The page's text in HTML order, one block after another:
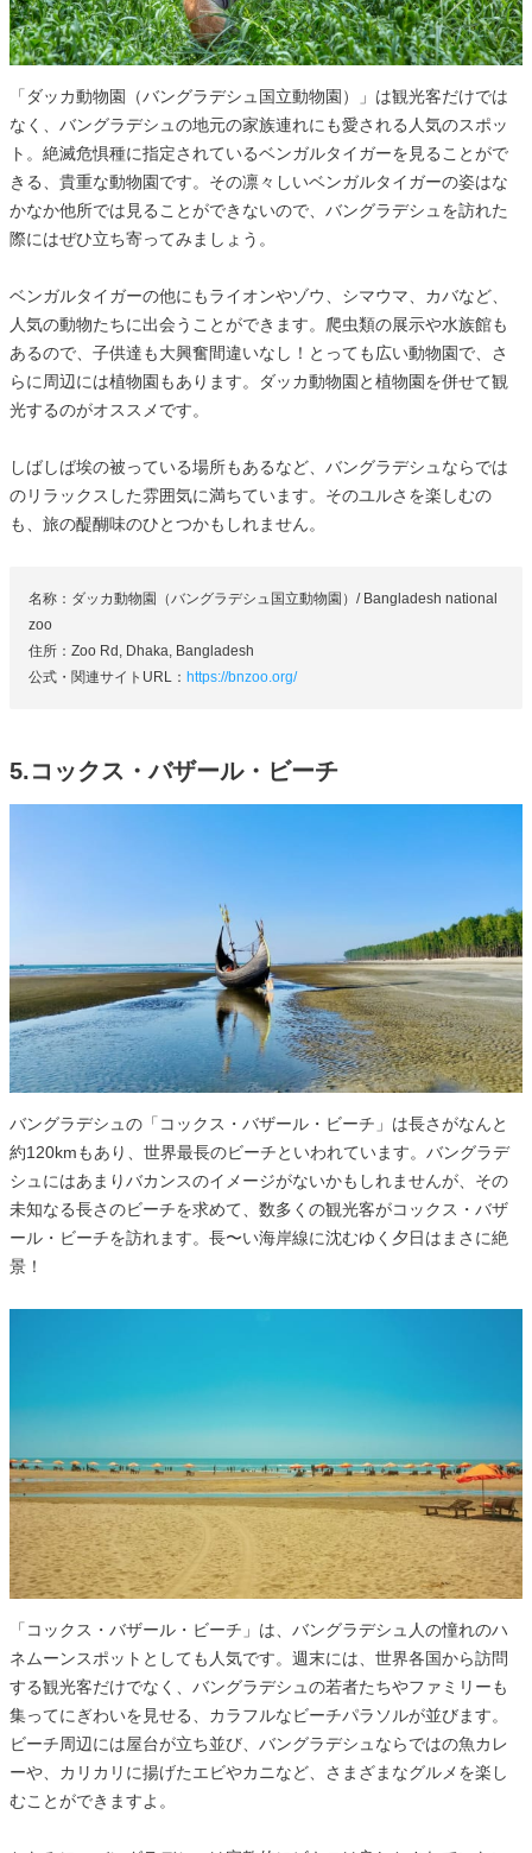
「ダッカ動物園（バングラデシュ国立動物園）」は観光客だけでは
なく、バングラデシュの地元の家族連れにも愛される人気のスポッ
ト。絶滅危惧種に指定されているベンガルタイガーを見ることがで
きる、貴重な動物園です。その凛々しいベンガルタイガーの姿はな
かなか他所では見ることができないので、バングラデシュを訪れた
際にはぜひ立ち寄ってみましょう。
ベンガルタイガーの他にもライオンやゾウ、シマウマ、カバなど、
人気の動物たちに出会うことができます。爬虫類の展示や水族館も
あるので、子供達も大興奮間違いなし！とっても広い動物園で、さ
らに周辺には植物園もあります。ダッカ動物園と植物園を併せて観
光するのがオススメです。
しばしば埃の被っている場所もあるなど、バングラデシュならでは
のリラックスした雰囲気に満ちています。そのユルさを楽しむの
も、旅の醍醐味のひとつかもしれません。
名称：ダッカ動物園（バングラデシュ国立動物園）/ Bangladesh national
zoo
住所：Zoo Rd, Dhaka, Bangladesh
公式・関連サイトURL： https://bnzoo.org/
5.コックス・バザール・ビーチ
バングラデシュの「コックス・バザール・ビーチ」は長さがなんと
約120kmもあり、世界最長のビーチといわれています。バングラデ
シュにはあまりバカンスのイメージがないかもしれませんが、その
未知なる長さのビーチを求めて、数多くの観光客がコックス・バザ
ール・ビーチを訪れます。長〜い海岸線に沈むゆく夕日はまさに絶
景！
「コックス・バザール・ビーチ」は、バングラデシュ人の憧れのハ
ネムーンスポットとしても人気です。週末には、世界各国から訪問
する観光客だけでなく、バングラデシュの若者たちやファミリーも
集ってにぎわいを見せる、カラフルなビーチパラソルが並びます。
ビーチ周辺には屋台が立ち並び、バングラデシュならではの魚カレ
ーや、カリカリに揚げたエビやカニなど、さまざまなグルメを楽し
むことができますよ。